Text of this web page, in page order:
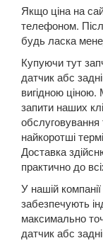
Kuga Mk1
Kuga Mk2
Mondeo
Mondeo
Mondeo Mk5
Mustang V
Mustang VI
Mustang
Якщо ціна на
телефоном.
будь ласка
Купуючи тут
датчик абс
вигідною ціною.
запити наших
найкоротші
Доставка
практично до
У нашій
забезпечують
максимально
датчик абс